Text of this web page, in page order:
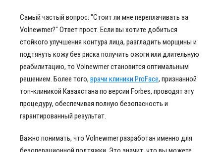
Самый частый вопрос: "Стоит ли мне переплачивать за
Volnewmer?" Ответ прост. Если вы хотите добиться
стойкого улучшения контура лица, разгладить морщины и
подтянуть кожу без риска получить ожоги или длительную
реабилитацию, то Volnewmer становится оптимальным
решением. Более того, врачи клиники ProFace, признанной
топ-клиникой Казахстана по версии Forbes, проводят эту
процедуру, обеспечивая полную безопасность и
гарантированный результат.
Важно понимать, что Volnewmer разработан именно для